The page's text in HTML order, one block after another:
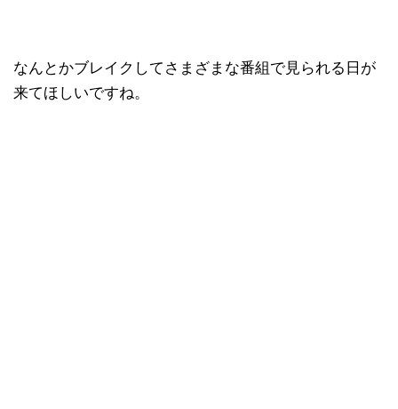
なんとかブレイクしてさまざまな番組で見られる日が
来てほしいですね。